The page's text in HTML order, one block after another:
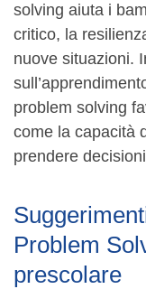
solving aiuta i
critico, la
nuove situazioni.
problem solving
come la capacità
prendere
Problem
prescolare